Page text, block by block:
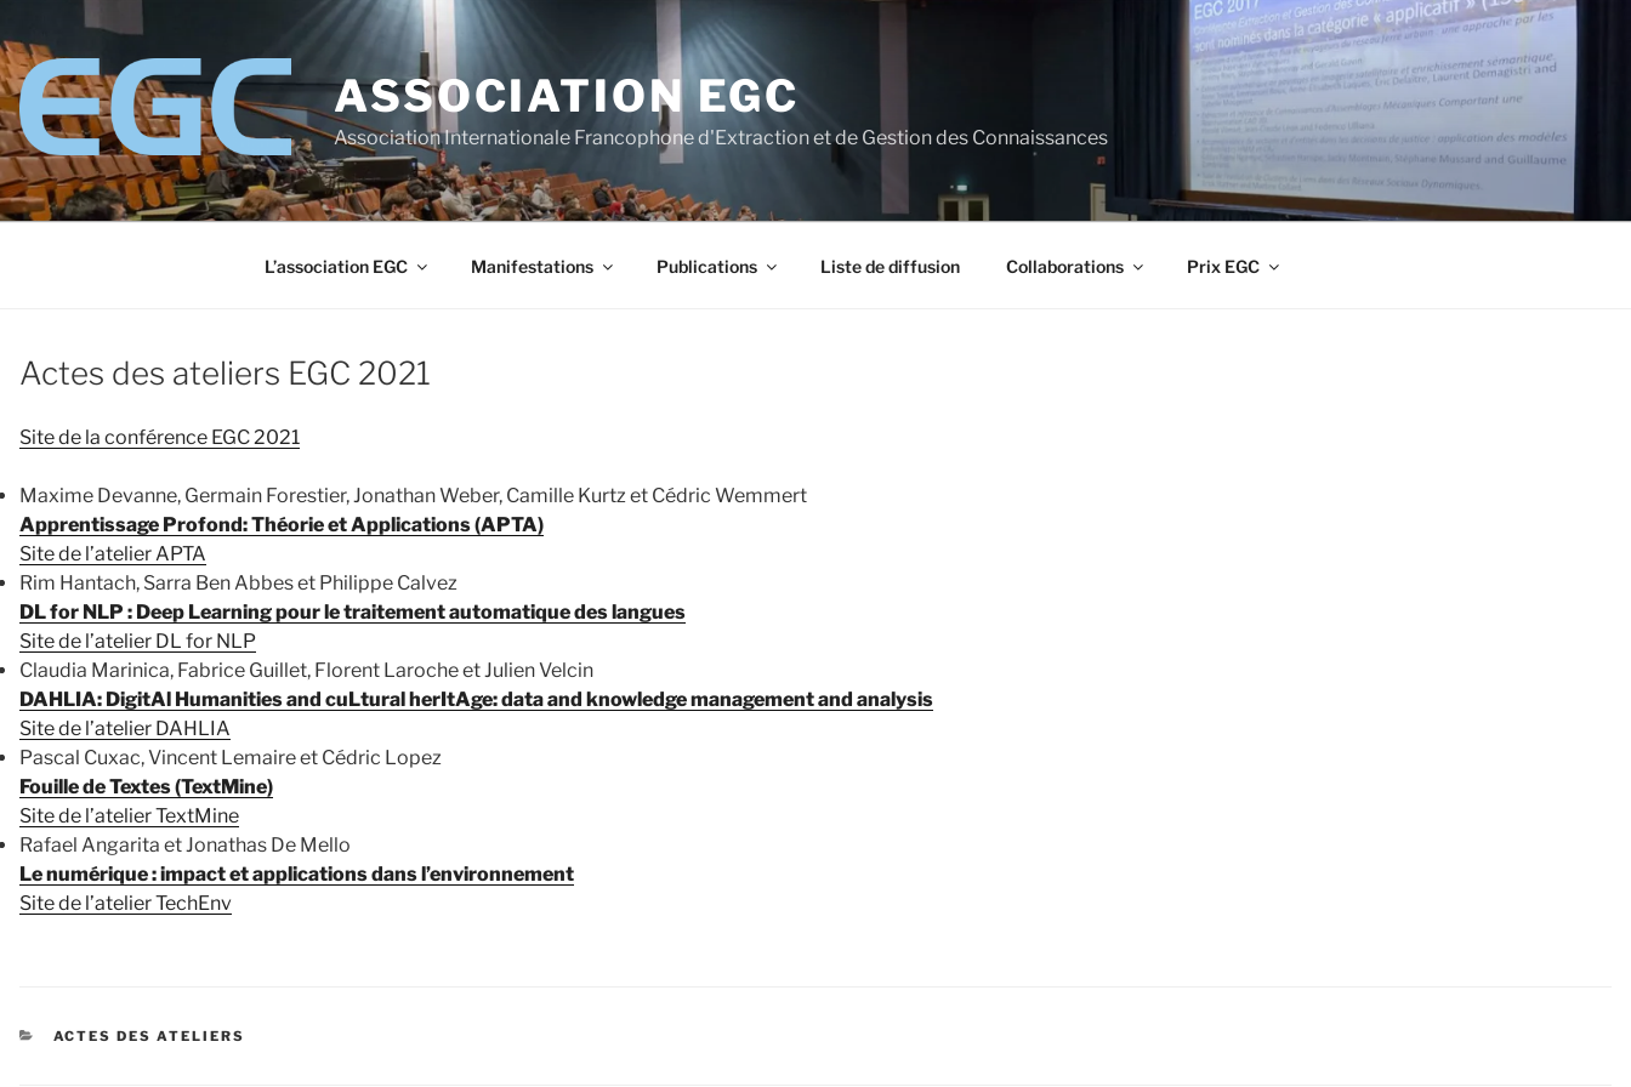
au
contenu
principal
ASSOCIATION EGC
Association Internationale Francophone d'Extraction et de Gestion des Connaissances
L’association EGC Manifestations Publications Liste de diffusion Collaborations Prix EGC
Actes des ateliers EGC 2021
Site de la conférence EGC 2021
Maxime Devanne, Germain Forestier, Jonathan Weber, Camille Kurtz et Cédric Wemmert
Apprentissage Profond: Théorie et Applications (APTA)
Site de l’atelier APTA
Rim Hantach, Sarra Ben Abbes et Philippe Calvez
DL for NLP : Deep Learning pour le traitement automatique des langues
Site de l’atelier DL for NLP
Claudia Marinica, Fabrice Guillet, Florent Laroche et Julien Velcin
DAHLIA: DigitAl Humanities and cuLtural herItAge: data and knowledge management and analysis
Site de l’atelier DAHLIA
Pascal Cuxac, Vincent Lemaire et Cédric Lopez
Fouille de Textes (TextMine)
Site de l’atelier TextMine
Rafael Angarita et Jonathas De Mello
Le numérique : impact et applications dans l’environnement
Site de l’atelier TechEnv
CATÉGORIES
ACTES DES ATELIERS